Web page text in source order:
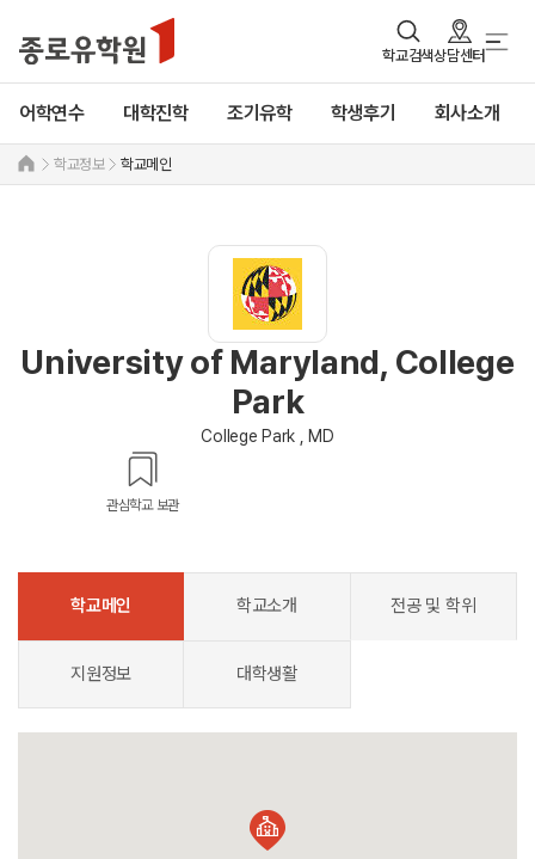
학교검색상담센터
어학연수 대학진학 조기유학 학생후기 회사소개
학교정보 학교메인
University of Maryland, College
Park
College Park , MD
관심학교 보관
학교메인 학교소개 전공 및 학위
지원정보 대학생활